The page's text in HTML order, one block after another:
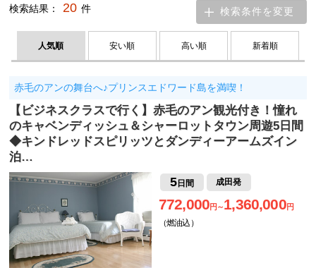
検索結果： 20 件 検索条件を変更
人気順 安い順 高い順 新着順
赤毛のアンの舞台へ♪プリンスエドワード島を満喫！
【ビジネスクラスで行く】赤毛のアン観光付き！憧れ
のキャベンディッシュ＆シャーロットタウン周遊5日間
◆キンドレッドスピリッツとダンディーアームズイン
泊…
5日間 成田発
772,000円～1,360,000円
（燃油込）